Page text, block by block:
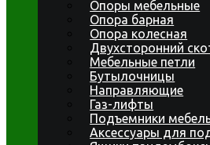
Опоры мебельные
Опора барная
Опора колесная
Двухсторонний
Мебельные петли
Бутылочницы
Направляющие
Газ-лифты
Подъемники
Аксессуары для